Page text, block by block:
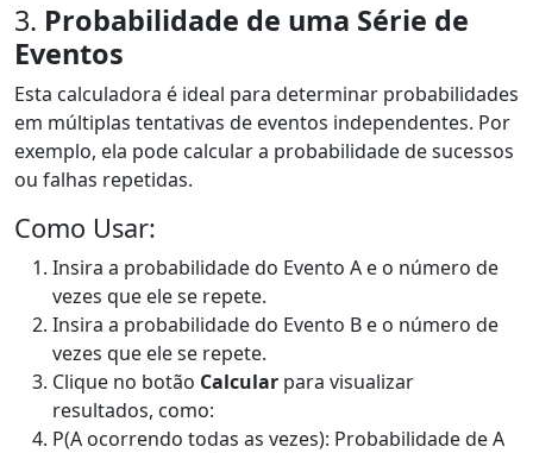
3. Probabilidade de uma Série de
Eventos
Esta calculadora é ideal para determinar probabilidades
em múltiplas tentativas de eventos independentes. Por
exemplo, ela pode calcular a probabilidade de sucessos
ou falhas repetidas.
Como Usar:
Insira a probabilidade do Evento A e o número de
vezes que ele se repete.
Insira a probabilidade do Evento B e o número de
vezes que ele se repete.
Clique no botão Calcular para visualizar
resultados, como:
P(A ocorrendo todas as vezes): Probabilidade de A